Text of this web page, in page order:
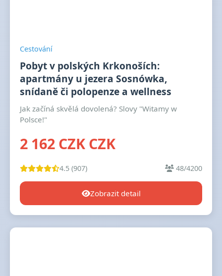
Cestování
Pobyt v polských Krkonoších:
apartmány u jezera Sosnówka,
snídaně či polopenze a wellness
Jak začíná skvělá dovolená? Slovy "Witamy w
Polsce!"
2 162 CZK CZK
4.5 (907) 48/4200
Zobrazit detail